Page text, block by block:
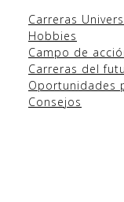
Carreras
Hobbies
Campo de
Carreras del
Oportunidades
Consejos